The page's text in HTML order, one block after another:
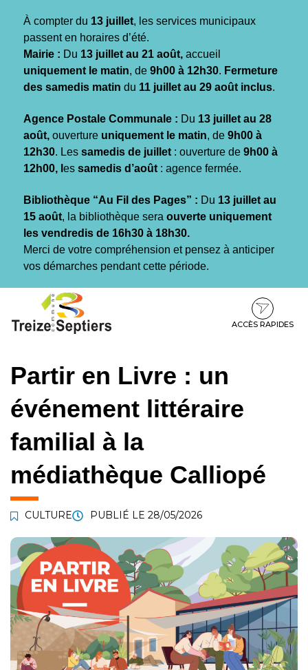
À compter du 13 juillet, les services municipaux
passent en horaires d’été.
Mairie : Du 13 juillet au 21 août, accueil
uniquement le matin, de 9h00 à 12h30. Fermeture
des samedis matin du 11 juillet au 29 août inclus.
Agence Postale Communale : Du 13 juillet au 28
août, ouverture uniquement le matin, de 9h00 à
12h30. Les samedis de juillet : ouverture de 9h00 à
12h00, l es samedis d’août : agence fermée.
Bibliothèque “Au Fil des Pages” : Du 13 juillet au
15 août, la bibliothèque sera ouverte uniquement
les vendredis de 16h30 à 18h30.
Merci de votre compréhension et pensez à anticiper
vos démarches pendant cette période.
contenu
pied
ACCÈS RAPIDES
Partir en Livre : un
événement littéraire
familial à la
médiathèque Calliopé
CULTURE PUBLIÉ LE 28/05/2026